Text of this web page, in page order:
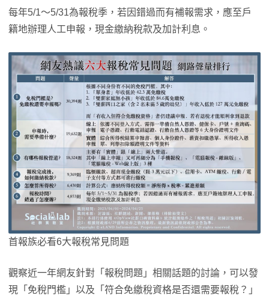
每年5/1～5/31為報稅季，若因錯過而有補報需求，應至戶
籍地辦理人工申報，現金繳納稅款及加計利息。
首報族必看6大報稅常見問題
觀察近一年網友針對「報稅問題」相關話題的討論，可以發
現「免稅門檻」以及「符合免繳稅資格是否還需要報稅？」